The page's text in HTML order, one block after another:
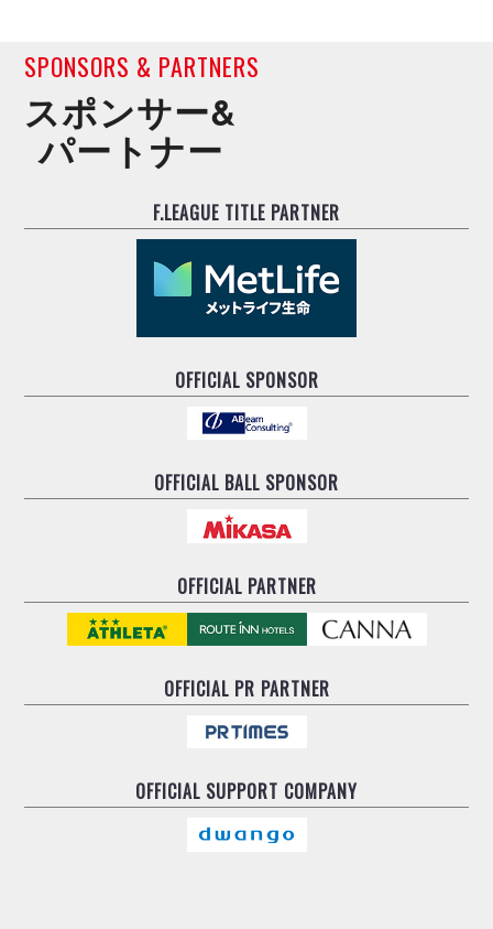
SPONSORS & PARTNERS
スポンサー&
パートナー
F.LEAGUE TITLE PARTNER
OFFICIAL SPONSOR
OFFICIAL BALL SPONSOR
OFFICIAL PARTNER
OFFICIALPR PARTNER
OFFICIAL SUPPORT COMPANY